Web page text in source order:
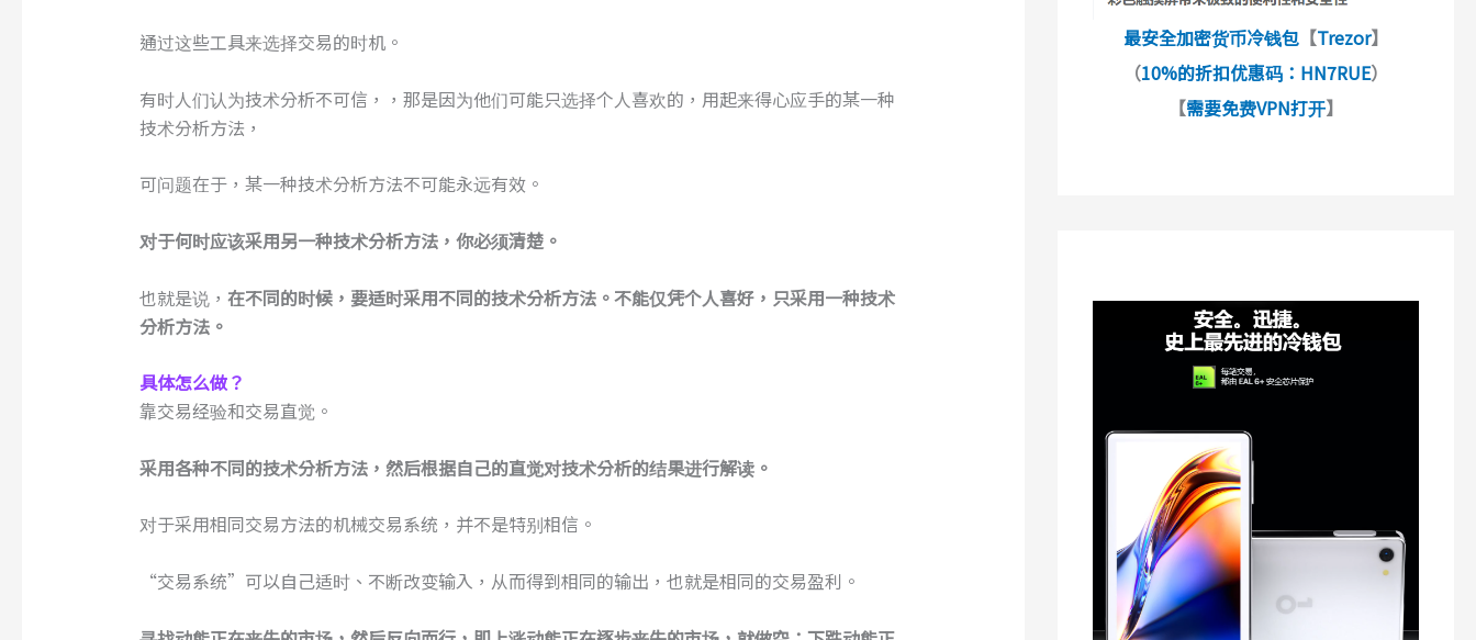
通过这些工具来选择交易的时机。
有时人们认为技术分析不可信，，那是因为他们可能只选择个人喜欢的，用起来得心应手的某一种
技术分析方法，
可问题在于，某一种技术分析方法不可能永远有效。
对于何时应该采用另一种技术分析方法，你必须清楚。
也就是说， 在不同的时候，要适时采用不同的技术分析方法。不能仅凭个人喜好，只采用一种技术
分析方法。
具体怎么做？
靠交易经验和交易直觉。
采用各种不同的技术分析方法，然后根据自己的直觉对技术分析的结果进行解读。
对于采用相同交易方法的机械交易系统，并不是特别相信。
“交易系统”可以自己适时、不断改变输入，从而得到相同的输出，也就是相同的交易盈利。
最安全加密货币冷钱包【Trezor】
（10%的折扣优惠码：HN7RUE）
【需要免费VPN打开】